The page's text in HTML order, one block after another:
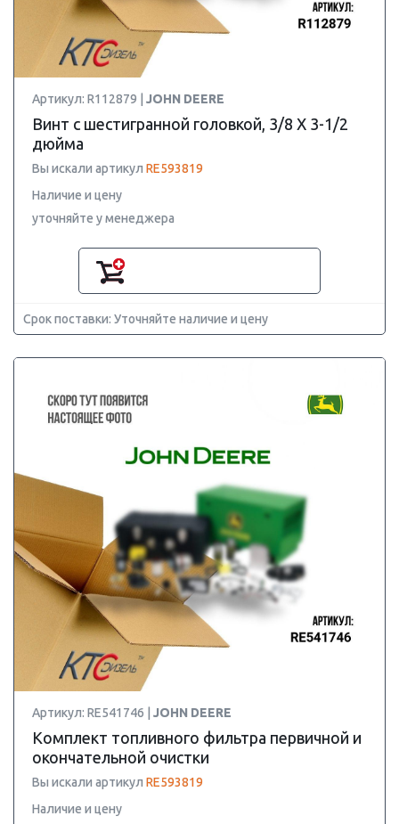
Артикул: R112879 | JOHN DEERE
Винт с шестигранной головкой, 3/8 X 3-1/2
дюйма
Вы искали артикул RE593819
Наличие и цену
уточняйте у менеджера
Срок поставки: Уточняйте наличие и цену
Артикул: RE541746 | JOHN DEERE
Комплект топливного фильтра первичной и
окончательной очистки
Вы искали артикул RE593819
Наличие и цену